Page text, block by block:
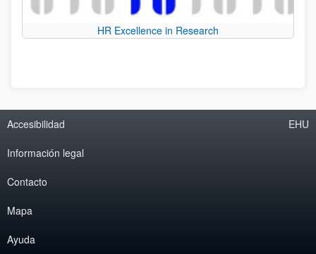
HR Excellence in Research
Accesibilidad
Información legal
Contacto
Mapa
Ayuda
EHU